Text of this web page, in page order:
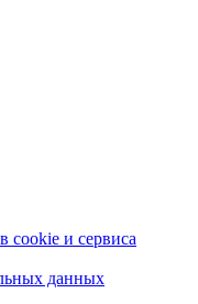
cookie и сервиса
данных